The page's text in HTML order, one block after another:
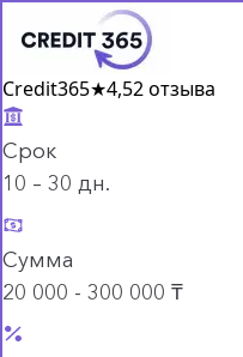
Credit365★4,52 отзыва
Срок
10 – 30 дн.
Сумма
20 000 - 300 000 ₸